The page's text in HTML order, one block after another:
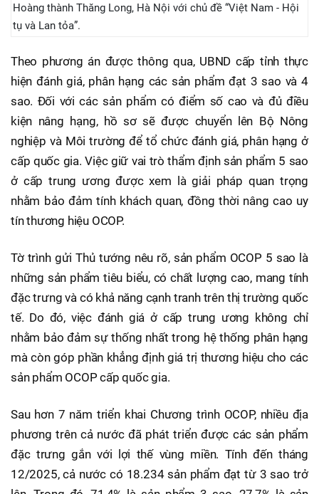
Hoàng thành Thăng Long, Hà Nội với chủ đề “Việt Nam - Hội
tụ và Lan tỏa”.
Theo phương án được thông qua, UBND cấp tỉnh thực
hiện đánh giá, phân hạng các sản phẩm đạt 3 sao và 4
sao. Đối với các sản phẩm có điểm số cao và đủ điều
kiện nâng hạng, hồ sơ sẽ được chuyển lên Bộ Nông
nghiệp và Môi trường để tổ chức đánh giá, phân hạng ở
cấp quốc gia. Việc giữ vai trò thẩm định sản phẩm 5 sao
ở cấp trung ương được xem là giải pháp quan trọng
nhằm bảo đảm tính khách quan, đồng thời nâng cao uy
tín thương hiệu OCOP.
Tờ trình gửi Thủ tướng nêu rõ, sản phẩm OCOP 5 sao là
những sản phẩm tiêu biểu, có chất lượng cao, mang tính
đặc trưng và có khả năng cạnh tranh trên thị trường quốc
tế. Do đó, việc đánh giá ở cấp trung ương không chỉ
nhằm bảo đảm sự thống nhất trong hệ thống phân hạng
mà còn góp phần khẳng định giá trị thương hiệu cho các
sản phẩm OCOP cấp quốc gia.
Sau hơn 7 năm triển khai Chương trình OCOP, nhiều địa
phương trên cả nước đã phát triển được các sản phẩm
đặc trưng gắn với lợi thế vùng miền. Tính đến tháng
12/2025, cả nước có 18.234 sản phẩm đạt từ 3 sao trở